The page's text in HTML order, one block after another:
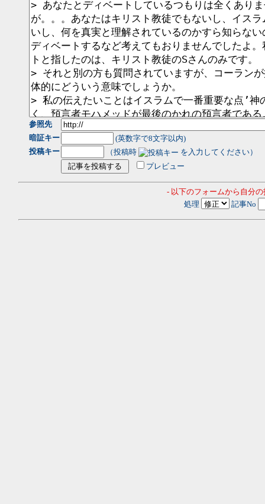
参照先
暗証キー
(英数字で8文字以内)
投稿キー
（投稿時
を入力してください）
プレビュー
- 以下のフォームから自分
処理
記事No